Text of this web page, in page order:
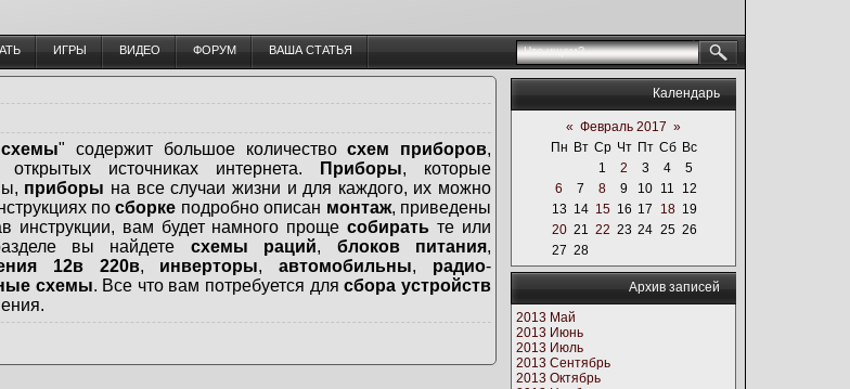
ИГРЫ ВИДЕО ФОРУМ ВАША СТАТЬЯ
схемы" содержит большое количествосхем приборов,
источниках интернета. Приборы, которые
приборы на все случаи жизни и для каждого, их можно
посборке подробно описан монтаж, приведены
инструкции, вам будет намного прощесобирать те или
вы найдете схемы раций, блоков питания,
12в 220в, инверторы,автомобильны, радио-
схемы. Все что вам потребуется длясбора устройств
Календарь
« Февраль 2017 »
Пн Вт Ср Чт Пт Сб Вс
1
2 3 4
5
6
7 8 9 10 11
12
13 14 15 16 17 18 19
20 21 22 23 24 25 26
27 28
Архив записей
2013 Май
2013 Июнь
2013 Июль
2013 Сентябрь
2013 Октябрь